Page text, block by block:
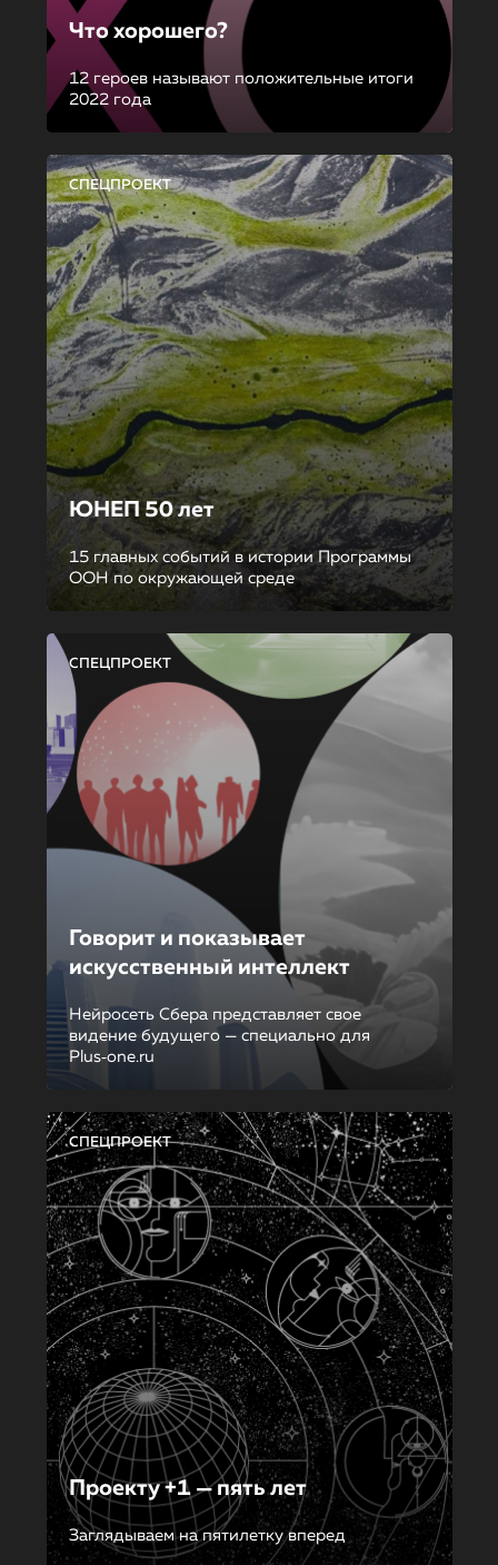
Что хорошего?
12 героев называют положительные итоги
2022 года
СПЕЦПРОЕКТ
ЮНЕП 50 лет
15 главных событий в истории Программы
ООН по окружающей среде
СПЕЦПРОЕКТ
Говорит и показывает
искусственный интеллект
Нейросеть Сбера представляет свое
видение будущего — специально для
Plus‑one.ru
СПЕЦПРОЕКТ
Проекту +1 — пять лет
Заглядываем на пятилетку вперед